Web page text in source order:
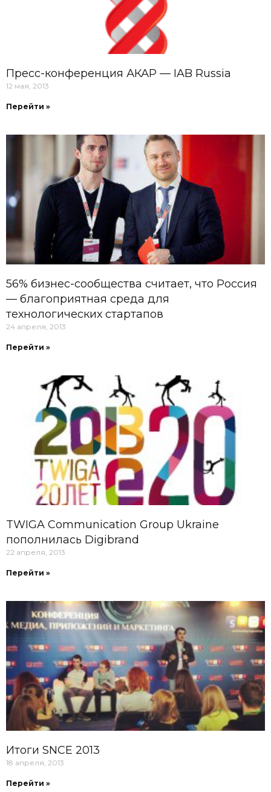
Пресс-конференция АКАР — IAB Russia
12 мая, 2013
Перейти »
56% бизнес-сообщества считает, что Россия
— благоприятная среда для
технологических стартапов
24 апреля, 2013
Перейти »
TWIGA Communication Group Ukraine
пополнилась Digibrand
22 апреля, 2013
Перейти »
Итоги SNCE 2013
18 апреля, 2013
Перейти »